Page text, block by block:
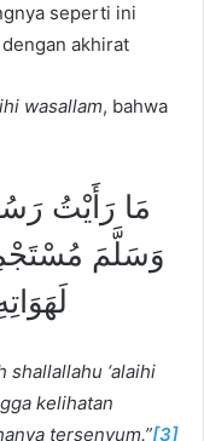
seperti ini
akhirat
wasallam, bahwa
مَا رَأَيْتُ
وَسَلَّمَ
shallallahu ‘alaihi
kelihatan
tersenyum.”[3]